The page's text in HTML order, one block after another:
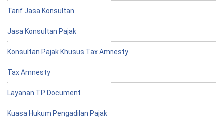
Tarif Jasa Konsultan
Jasa Konsultan Pajak
Konsultan Pajak Khusus Tax Amnesty
Tax Amnesty
Layanan TP Document
Kuasa Hukum Pengadilan Pajak